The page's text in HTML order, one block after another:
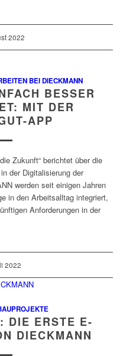
2022
BEI DIECKMANN
BESSER
MIT DER
APP
Zukunft“ berichtet über die
der Digitalisierung der
werden seit einigen Jahren
in den Arbeitsalltag integriert,
Anforderungen in der
2022
DIE ERSTE E-
DIECKMANN